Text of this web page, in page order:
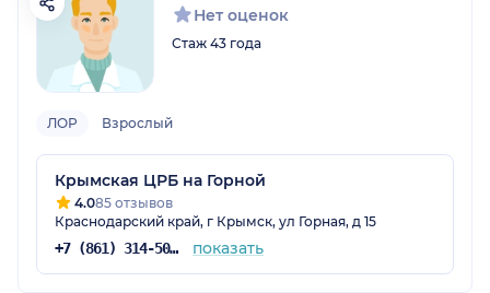
Нет оценок
Стаж 43 года
ЛОР Взрослый
Крымская ЦРБ на Горной
4.085 отзывов
Краснодарский край, г Крымск, ул Горная, д 15
+7 (861) 314-50-00 показать